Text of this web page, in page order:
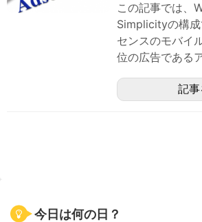
この記事では、
Simplicityの構
センスのモバイ
位の広告である
記
今日は何の日？